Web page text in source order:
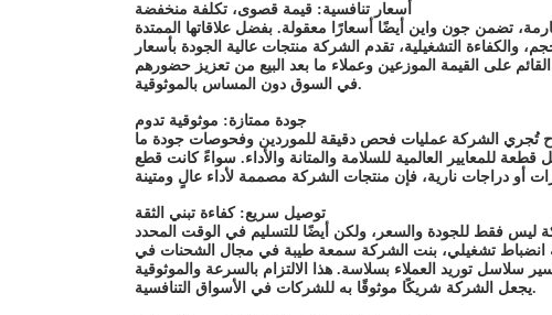
أسعار تنافسية: قيمة قصوى، تكلفة منخفضة
تضمن جون واين أيضًا أسعارًا معقولة. بفضل علاقاتها الممتدة
والكفاءة التشغيلية، تقدم الشركة منتجات عالية الجودة بأسعار
القائم على القيمة الموزعين وعملاء ما بعد البيع من تعزيز حضورهم
في السوق دون المساس بالموثوقية.
جودة ممتازة: موثوقية تدوم
تُجري الشركة عمليات فحص دقيقة للموردين وفحوصات جودة ما
للمعايير العالمية للسلامة والمتانة والأداء. سواءً كانت قطع
توصيل سريع: كفاءة تبني الثقة
انضباط تشغيلي، بنت الشركة سمعة طيبة في مجال الشحنات في
سلاسل توريد العملاء بسلاسة. هذا الالتزام بالسرعة والموثوقية
يجعل الشركة شريكًا موثوقًا به للشركات في الأسواق التنافسية.